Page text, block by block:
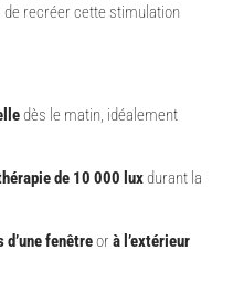
recréer cette stimulation
dès le matin, idéalement
de 10 000 luxdurant la
fenêtreor à l’extérieur